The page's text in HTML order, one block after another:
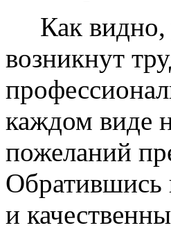
Как видно,
возникнут
каждом виде
пожеланий
Обратившись
и